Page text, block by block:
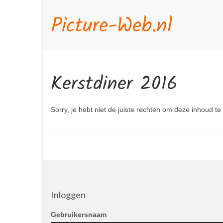
Picture-Web.nl
Kerstdiner 2016
Sorry, je hebt niet de juiste rechten om deze inhoud te
Inloggen
Gebruikersnaam